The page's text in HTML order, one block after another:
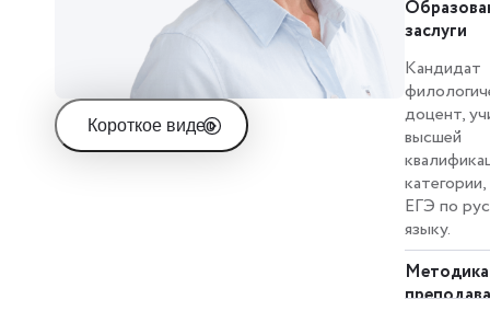
когда
играет
задачами.
Короткое видео
заслуги
Кандидат
доцент,
высшей
ЕГЭ по
языку.
Методика